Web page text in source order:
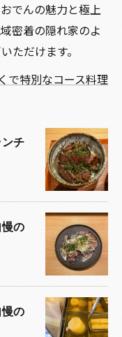
でんの魅力と極上
密着の隠れ家のよ
ただけます。
で特別なコース料理
ンチ
慢の
慢の